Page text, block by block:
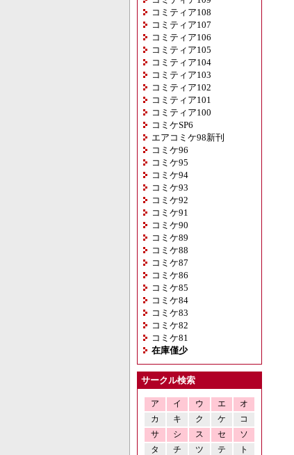
コミティア108
コミティア107
コミティア106
コミティア105
コミティア104
コミティア103
コミティア102
コミティア101
コミティア100
コミケSP6
エアコミケ98新刊
コミケ96
コミケ95
コミケ94
コミケ93
コミケ92
コミケ91
コミケ90
コミケ89
コミケ88
コミケ87
コミケ86
コミケ85
コミケ84
コミケ83
コミケ82
コミケ81
在庫僅少
サークル検索
ア イ ウ エ
オ
カ
キ ク ケ
コ
サ
シ ス セ
ソ
タ
チ ツ テ
ト